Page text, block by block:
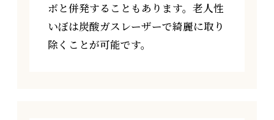
ボと併発することもあります。老人性
いぼは炭酸ガスレーザーで綺麗に取り
除くことが可能です。